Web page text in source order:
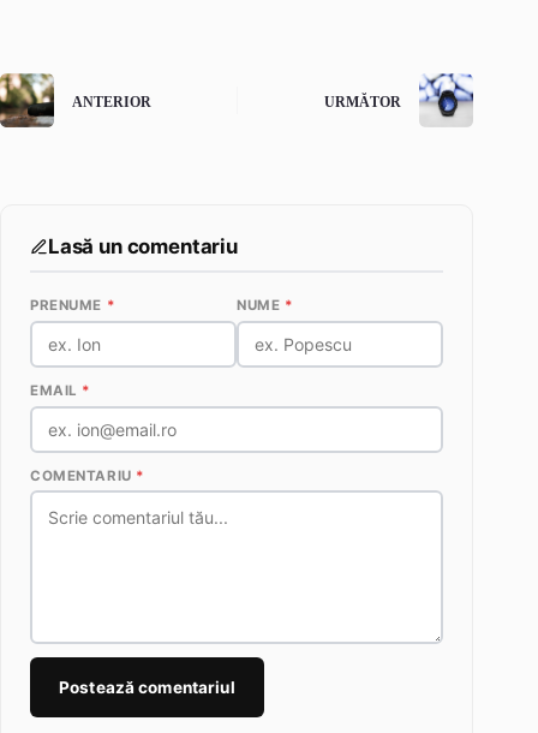
ANTERIOR URMĂTOR
Lasă un comentariu
PRENUME * NUME *
EMAIL *
COMENTARIU *
Postează comentariul